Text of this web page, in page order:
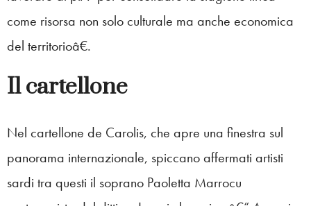
come risorsa non solo culturale ma anche economica
del territorioâ€.
Il cartellone
Nel cartellone de Carolis, che apre una finestra sul
panorama internazionale, spiccano affermati artisti
sardi tra questi il soprano Paoletta Marrocu